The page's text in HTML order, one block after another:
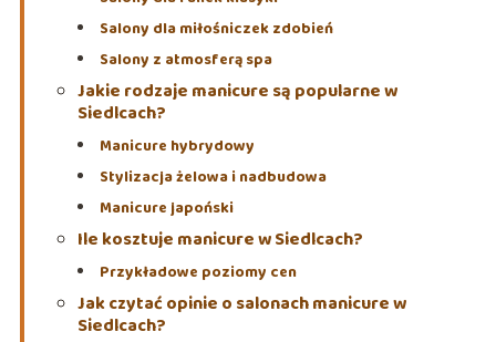
Salony dla miłośniczek zdobień
Salony z atmosferą spa
Jakie rodzaje manicure są popularne w
Siedlcach?
Manicure hybrydowy
Stylizacja żelowa i nadbudowa
Manicure japoński
Ile kosztuje manicure w Siedlcach?
Przykładowe poziomy cen
Jak czytać opinie o salonach manicure w
Siedlcach?